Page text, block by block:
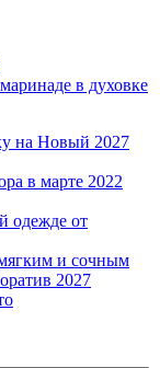
в духовке
на Новый 2027
в марте 2022
одежде от
и сочным
2027